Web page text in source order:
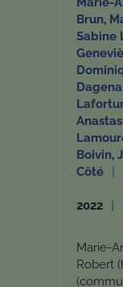
Brun,
Sabine
Boivin,
Côté
2022
Marie-
Robert